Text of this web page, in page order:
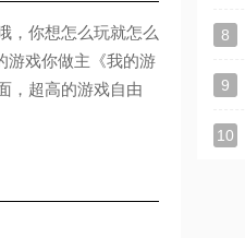
，你想怎么玩就怎么
游戏你做主《我的游
，超高的游戏自由
8
9
10